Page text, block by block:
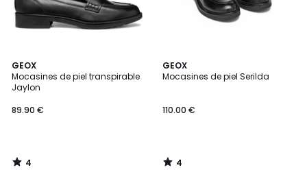
GEOX
Mocasines de piel transpirable
Jaylon
€.
89.90 €
4
/
5
4
/
GEOX
Mocasines de piel Serilda
110.00 €
4
/
4
/